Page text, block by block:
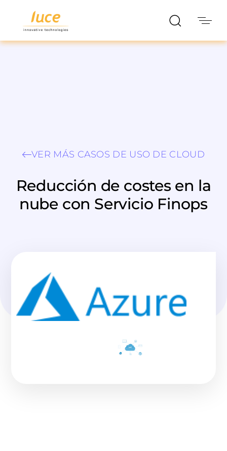
VER MÁS CASOS DE USO DE CLOUD
Reducción de costes en la
nube con Servicio Finops